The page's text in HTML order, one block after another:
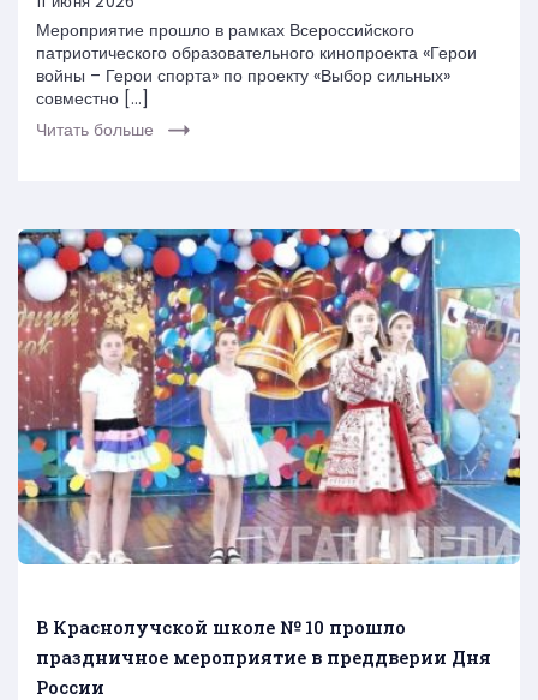
Мероприятие прошло в рамках Всероссийского
патриотического образовательного кинопроекта «Герои
войны – Герои спорта» по проекту «Выбор сильных»
совместно […]
Читать больше
В Краснолучской школе № 10 прошло
праздничное мероприятие в преддверии Дня
России